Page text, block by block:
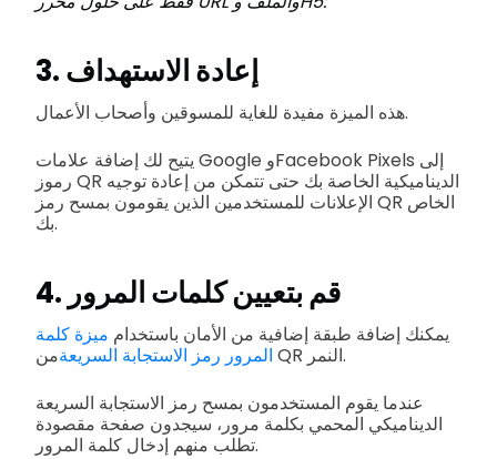
3. إعادة الاستهداف
هذه الميزة مفيدة للغاية للمسوقين وأصحاب الأعمال.
يتيح لك إضافة علامات Google وFacebook Pixels إلى
رموز QR الديناميكية الخاصة بك حتى تتمكن من إعادة توجيه
الإعلانات للمستخدمين الذين يقومون بمسح رمز QR الخاص
بك.
4. قم بتعيين كلمات المرور
يمكنك إضافة طبقة إضافية من الأمان باستخدام ميزة كلمة
المرور رمز الاستجابة السريعة
من QR النمر.
عندما يقوم المستخدمون بمسح رمز الاستجابة السريعة
الديناميكي المحمي بكلمة مرور، سيجدون صفحة مقصودة
تطلب منهم إدخال كلمة المرور.